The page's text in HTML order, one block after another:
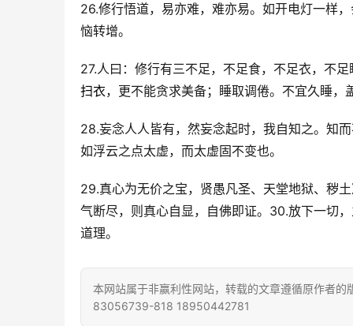
26.修行悟道，易亦难，难亦易。如开电灯一样
恼转增。
27.人曰：修行有三不足，不足食，不足衣，不
扫衣，更不能贪求美备；睡取调倦。不宜久睡
28.妄念人人皆有，然妄念起时，我自知之。知
如浮云之点太虚，而太虚固不变也。
29.真心为无价之宝，贤愚凡圣、天堂地狱、秽
气断尽，则真心自显，自佛即证。30.放下一切，
道理。
本网站属于非赢利性网站，转载的文章遵循原作者
83056739-818 18950442781